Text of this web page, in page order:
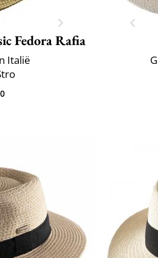
Fedora Rafia
Italië